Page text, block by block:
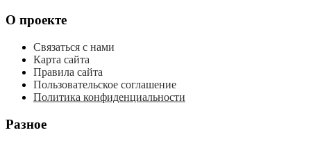
О проекте
Связаться с нами
Карта сайта
Правила сайта
Пользовательское соглашение
Политика конфиденциальности
Разное